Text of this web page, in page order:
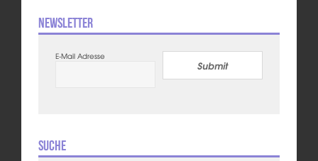
Newsletter
E-Mail Adresse
Submit
Suche